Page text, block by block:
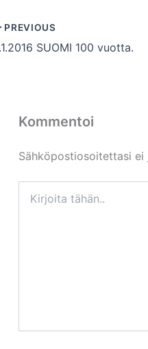
PREVIOUS
SUOMI 100 vuotta.
Kommentoi
Sähköpostiosoitettasi ei
tähän..